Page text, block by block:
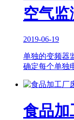
空气
2019-06-19
单独的变频器
确定每个单独
食品加